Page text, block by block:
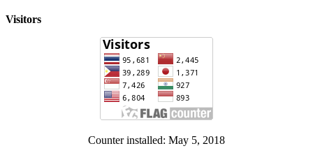
Visitors
Counter installed: May 5, 2018